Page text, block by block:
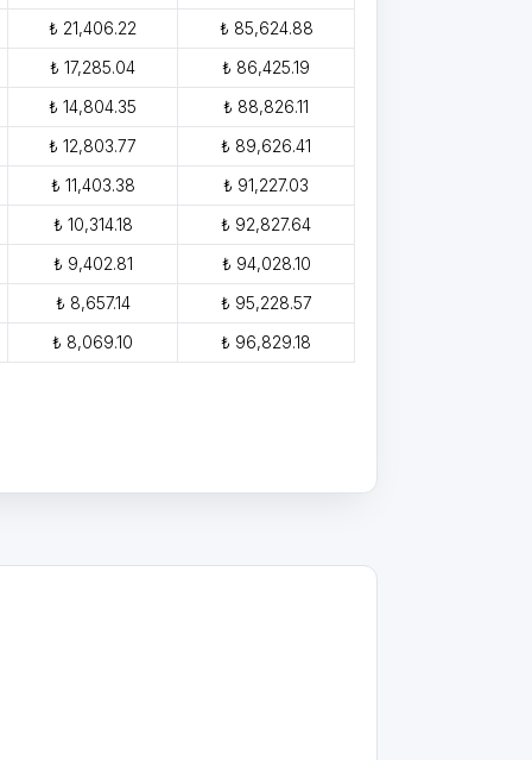
₺ 21,406.22
₺ 85,624.88
₺ 17,285.04
₺ 86,425.19
₺ 14,804.35
₺ 88,826.11
₺ 12,803.77
₺ 89,626.41
₺ 11,403.38
₺ 91,227.03
₺ 10,314.18
₺ 92,827.64
₺ 9,402.81
₺ 94,028.10
₺ 8,657.14
₺ 95,228.57
₺ 8,069.10 ₺ 96,829.18